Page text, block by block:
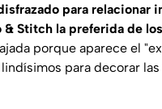
para relacionar
Stitch la preferida de
porque aparece el
para decorar